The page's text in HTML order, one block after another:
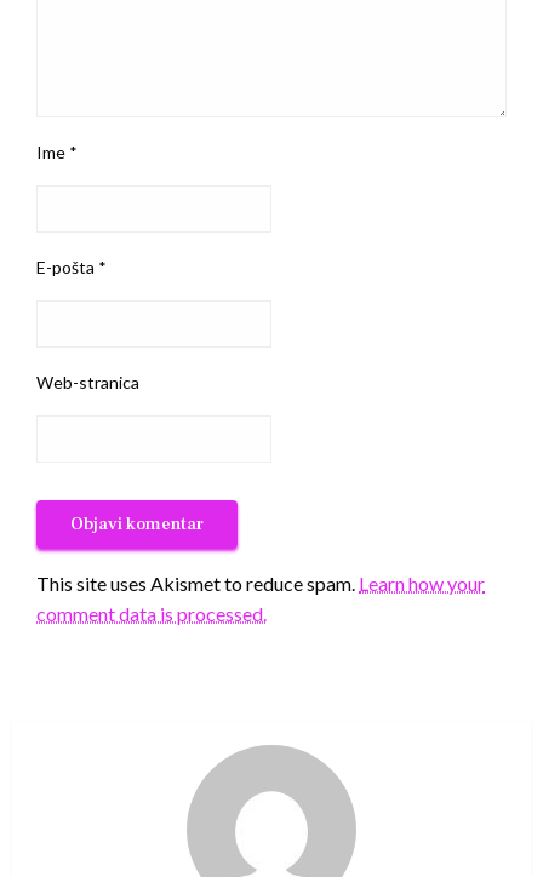
Ime *
E-pošta *
Web-stranica
This site uses Akismet to reduce spam. Learn how your
comment data is processed.